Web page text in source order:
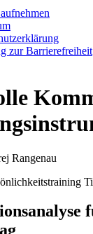
zur Barrierefreiheit
Rangenau